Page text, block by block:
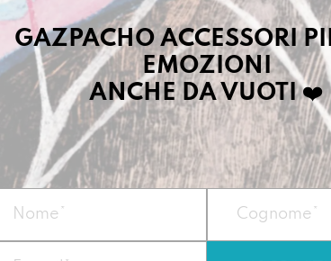
Da
set di
Vegan
Misura
Pesa
Può
Zip
GAZPACHO ACCESSORI
EMOZIONI
ANCHE DA VUOTI❤️